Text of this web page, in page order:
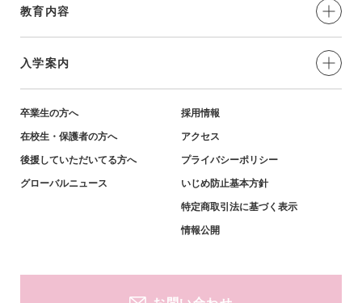
制服・年間⾏事
部活動
学習環境
教育内容
愛と奉仕の実践
教育の特色
英語教育・姉妹校紹介
入学案内
小学生対象-説明会・イベント
小学生対象-募集要項・資料
卒業生の方へ
在校生・保護者の方へ
後援していただいてる方へ
グローバルニュース
採用情報
アクセス
プライバシーポリシー
いじめ防止基本方針
特定商取引法に基づく表示
情報公開